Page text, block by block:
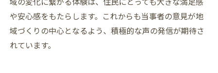
や安心感をもたらします。これからも当事者の意見が地
域づくりの中心となるよう、積極的な声の発信が期待さ
れています。